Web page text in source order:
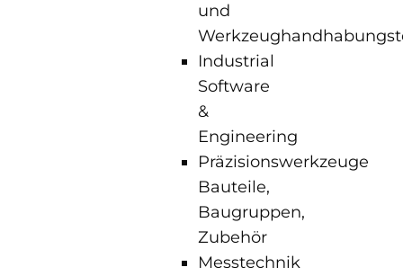
und
Industrial
Software
&
Engineering
Präzisionswerkzeuge
Bauteile,
Baugruppen,
Zubehör
Messtechnik